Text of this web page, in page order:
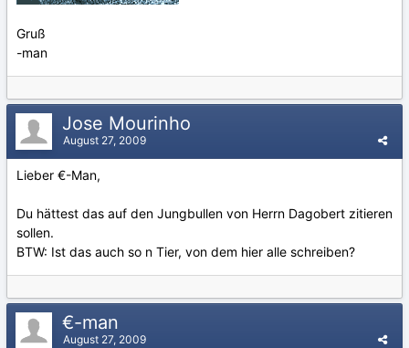
Gruß
-man
Jose Mourinho
August 27, 2009
Lieber €-Man,
Du hättest das auf den Jungbullen von Herrn Dagobert zitieren
sollen.
BTW: Ist das auch so n Tier, von dem hier alle schreiben?
€-man
August 27, 2009